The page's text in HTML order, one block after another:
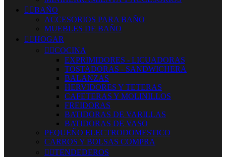
 BAÑO
ACCESORIOS PARA BAÑO
MUEBLES DE BAÑO
 HOGAR
 COCINA
EXPRIMIDORES - LICUADORAS
TOSTADORAS - SANDWICHERA
BALANZAS
HERVIDORES Y TETERAS
CAFETERAS Y MOLINILLOS
FREIDORAS
BATIDORAS DE VARILLAS
BATIDORAS DE VASO
PEQUEÑO ELECTRODOMESTICO
CARROS Y BOLSAS COMPRA
 TENDEDEROS